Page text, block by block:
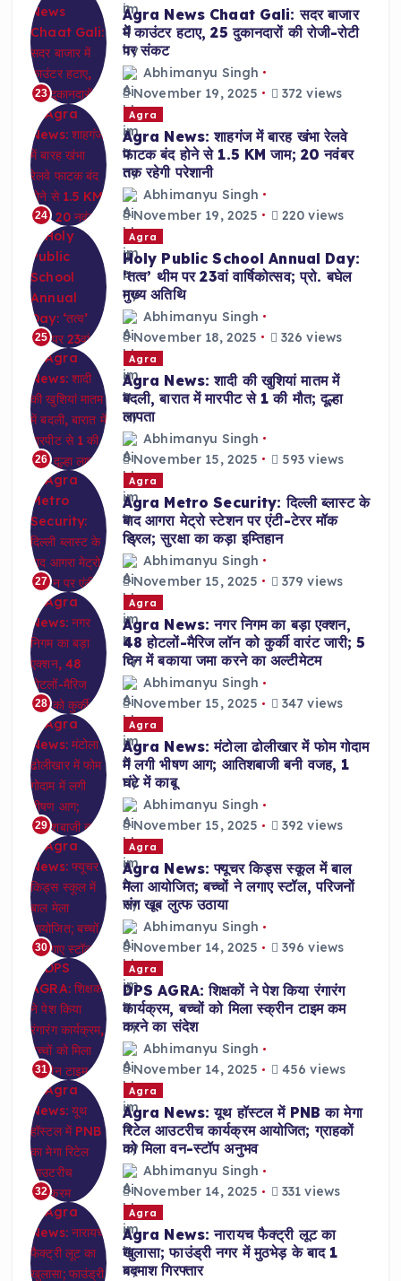
23
Agra News Chaat Gali: सदर बाजार
में काउंटर हटाए, 25 दुकानदारों की रोजी-रोटी
पर संकट
Abhimanyu Singh
November 19, 2025
372 views
24
Agra
Agra News: शाहगंज में बारह खंभा रेलवे
फाटक बंद होने से 1.5 KM जाम; 20 नवंबर
तक रहेगी परेशानी
Abhimanyu Singh
November 19, 2025
220 views
25
Agra
Holy Public School Annual Day:
‘तत्व’ थीम पर 23वां वार्षिकोत्सव; प्रो. बघेल
मुख्य अतिथि
Abhimanyu Singh
November 18, 2025
326 views
26
Agra
Agra News: शादी की खुशियां मातम में
बदली, बारात में मारपीट से 1 की मौत; दूल्हा
लापता
Abhimanyu Singh
November 15, 2025
593 views
27
Agra
Agra Metro Security: दिल्ली ब्लास्ट के
बाद आगरा मेट्रो स्टेशन पर एंटी-टेरर मॉक
ड्रिल; सुरक्षा का कड़ा इम्तिहान
Abhimanyu Singh
November 15, 2025
379 views
28
Agra
Agra News: नगर निगम का बड़ा एक्शन,
48 होटलों-मैरिज लॉन को कुर्की वारंट जारी; 5
दिन में बकाया जमा करने का अल्टीमेटम
Abhimanyu Singh
November 15, 2025
347 views
29
Agra
Agra News: मंटोला ढोलीखार में फोम गोदाम
में लगी भीषण आग; आतिशबाजी बनी वजह, 1
घंटे में काबू
Abhimanyu Singh
November 15, 2025
392 views
30
Agra
Agra News: फ्यूचर किड्स स्कूल में बाल
मेला आयोजित; बच्चों ने लगाए स्टॉल, परिजनों
संग खूब लुत्फ उठाया
Abhimanyu Singh
November 14, 2025
396 views
31
Agra
DPS AGRA: शिक्षकों ने पेश किया रंगारंग
कार्यक्रम, बच्चों को मिला स्क्रीन टाइम कम
करने का संदेश
Abhimanyu Singh
November 14, 2025
456 views
32
Agra
Agra News: यूथ हॉस्टल में PNB का मेगा
रिटेल आउटरीच कार्यक्रम आयोजित; ग्राहकों
को मिला वन-स्टॉप अनुभव
Abhimanyu Singh
November 14, 2025
331 views
Agra
Agra News: नारायच फैक्ट्री लूट का
खुलासा; फाउंड्री नगर में मुठभेड़ के बाद 1
बदमाश गिरफ्तार